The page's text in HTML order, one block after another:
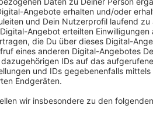
Sie bittet die Vermieter, die Post
2022 gilt ein neues
50.000 Einwohnern - zum ersten
letzten Jahrzehnten seien einfache
Grundeigentümerverein gemeinsam
herausgegeben worden. Das sei